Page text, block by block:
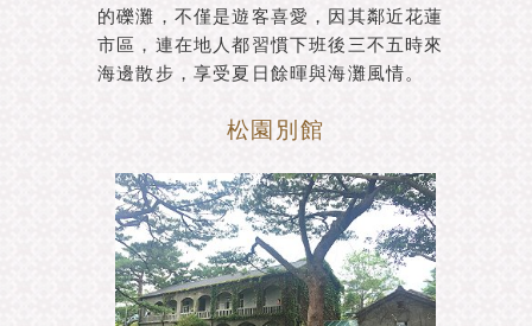
的礫灘，不僅是遊客喜愛，因其鄰近花蓮
市區，連在地人都習慣下班後三不五時來
海邊散步，享受夏日餘暉與海灘風情。
松園別館